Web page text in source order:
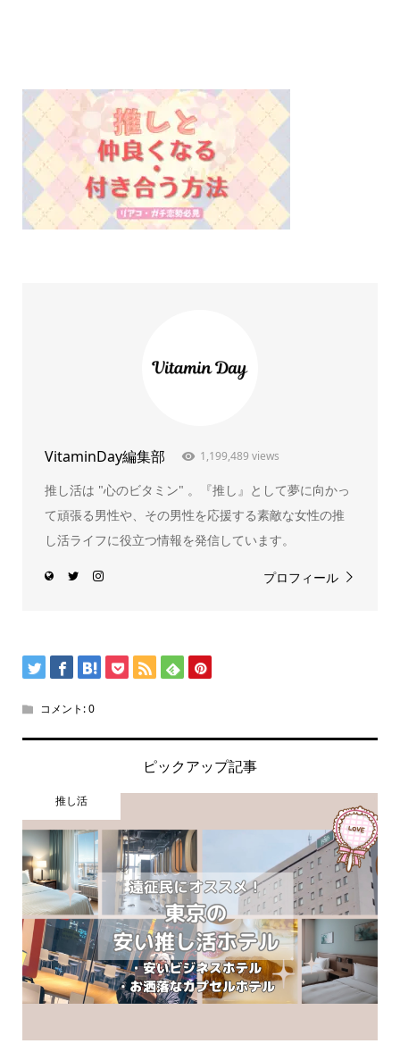
VitaminDay編集部 1,199,489 views
推し活は "心のビタミン" 。『推し』として夢に向かっ
て頑張る男性や、その男性を応援する素敵な女性の推
し活ライフに役立つ情報を発信しています。
プロフィール
コメント:0
ピックアップ記事
推し活